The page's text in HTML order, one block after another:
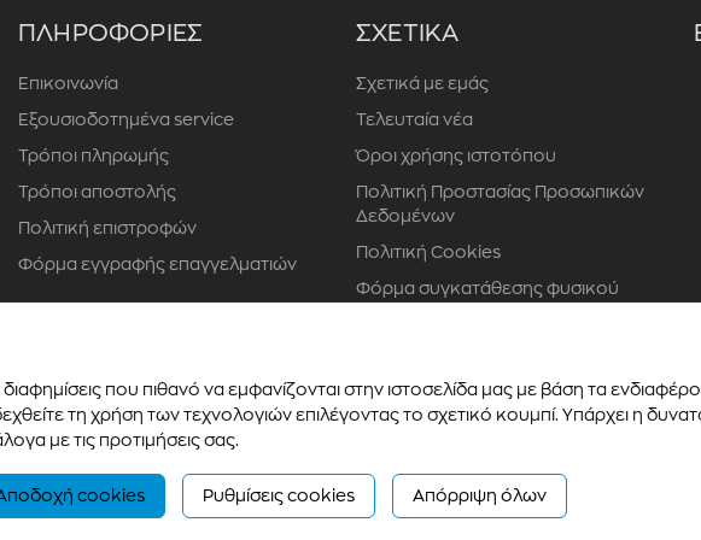
ΠΛΗΡΟΦΟΡΙΕΣ
Επικοινωνία
Εξουσιοδοτημένα service
Τρόποι πληρωμής
Τρόποι αποστολής
Πολιτική επιστροφών
Φόρμα εγγραφής επαγγελματιών
ΣΧΕΤΙΚΑ
Σχετικά με εμάς
Τελευταία νέα
Όροι χρήσης ιστοτόπου
Πολιτική Προστασίας Προσωπικών
Δεδομένων
Πολιτική Cookies
Φόρμα συγκατάθεσης φυσικού
που πιθανό να εμφανίζονται στην ιστοσελίδα μας με βάση τα
τη χρήση των τεχνολογιών επιλέγοντας το σχετικό κουμπί. Υπάρχει η
με τις προτιμήσεις σας.
cookies Ρυθμίσεις cookies Απόρριψη όλων